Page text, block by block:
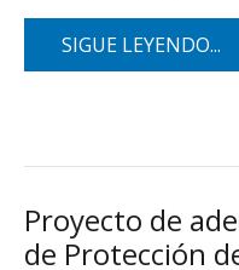
SIGUE LEYENDO...
Proyecto de
de Protección